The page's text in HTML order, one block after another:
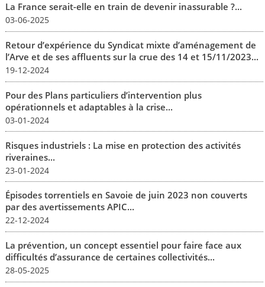
La France serait-elle en train de devenir inassurable ?...
03-06-2025
Retour d’expérience du Syndicat mixte d’aménagement de
l’Arve et de ses affluents sur la crue des 14 et 15/11/2023...
19-12-2024
Pour des Plans particuliers d’intervention plus
opérationnels et adaptables à la crise...
03-01-2024
Risques industriels : La mise en protection des activités
riveraines...
23-01-2024
Épisodes torrentiels en Savoie de juin 2023 non couverts
par des avertissements APIC...
22-12-2024
La prévention, un concept essentiel pour faire face aux
difficultés d’assurance de certaines collectivités...
28-05-2025